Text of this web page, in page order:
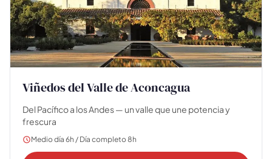
Viñedos del Valle de Aconcagua
Del Pacífico a los Andes — un valle que une potencia y
frescura
Medio día 6h / Día completo 8h
🗺️
Tus experiencias aparecen aquí